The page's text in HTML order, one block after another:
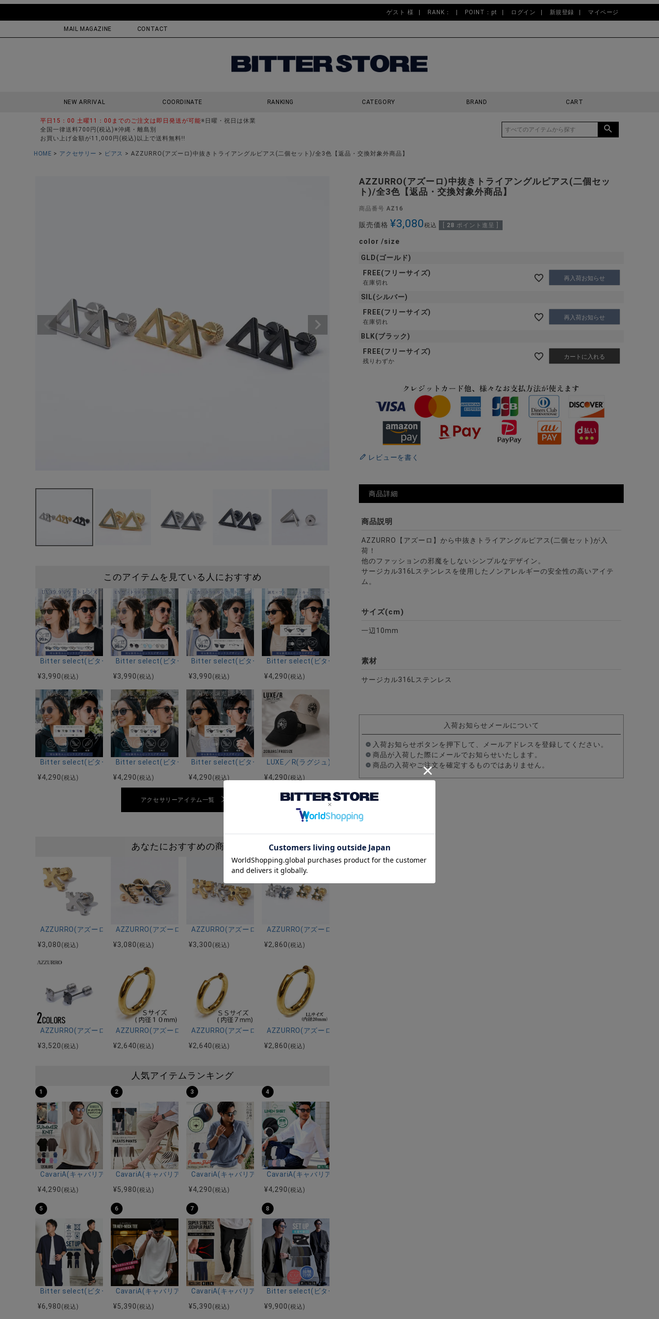
ゲスト 様 RANK： POINT：pt ログイン 新規登録 マイページ
MAIL MAGAZINE CONTACT
NEW ARRIVAL COORDINATE RANKING CATEGORY BRAND CART
平日15：00 土曜11：00までのご注文は即日発送が可能※日曜・祝日は休業
全国一律送料700円(税込)※沖縄・離島別
お買い上げ金額が11,000円(税込)以上で送料無料!!
HOME アクセサリー ピアス AZZURRO(アズーロ)中抜きトライアングルピアス(二個セット)/全3色【返品・交換対象外商品】
このアイテムを見ている人におすすめ
Bitter select(ビターセレクト)ウェリントンサングラス/全6色
¥3,990 (税込)
Bitter select(ビターセレクト)ラウンドサングラス/全3色
¥3,990 (税込)
Bitter select(ビターセレクト)アイブロウサングラス/全2色
¥3,990 (税込)
Bitter select(ビターセレクト)ウェリントンサングラス(調光・ブルーライトカット)/全2色
¥4,290 (税込)
Bitter select(ビターセレクト)メタルボストンサングラス(調光・偏光)/全4色
¥4,290 (税込)
Bitter select(ビターセレクト)ボストンサングラス(調光・偏光)/全3色
¥4,290 (税込)
Bitter select(ビターセレクト)ウェリントンサングラス(調光・偏光)/全3色
¥4,290 (税込)
LUXE／R(ラグジュ)キャップ/全2色
¥4,290 (税込)
アクセサリーアイテム一覧
あなたにおすすめの商品
AZZURRO(アズーロ)クロスピアス(二個セット)/全2色【返品・交換対象外商品】
¥3,080 (税込)
AZZURRO(アズーロ)フラワーピアス(二個セット)/全2色【返品・交換対象外商品】
¥3,080 (税込)
AZZURRO(アズーロ)ストーンクロスピアス(二個セット)/全3色【返品・交換対象外商品】
¥3,300 (税込)
AZZURRO(アズーロ)スリースターピアス(二個セット)/全2色【返品・交換対象外商品】
¥2,860 (税込)
AZZURRO(アズーロ)5.5スクエアピアス/全2色【返品・交換対象外商品】
¥3,520 (税込)
AZZURRO(アズーロ)ステンレスフープ両耳用(内径10mm)/全3色【返品・交換対象外商品】
¥2,640 (税込)
AZZURRO(アズーロ)ステンレスフープ両耳用(内径7mm)/全3色【返品・交換対象外商品】
¥2,640 (税込)
AZZURRO(アズーロ)ステンレスフープ両耳用(内径20mm)/全3色【返品・交換対象外商品】
¥2,860 (税込)
人気アイテムランキング
1
CavariA(キャバリア)12Gミラノリブクルーネックドルマンハーフスリーブニット/全12色
¥4,290 (税込)
2
CavariA(キャバリア)プリーツ加工イージーロングパンツ/全5色
¥5,980 (税込)
3
CavariA(キャバリア)パナマ織り7分袖カプリシャツ/全9色
¥4,290 (税込)
4
CavariA(キャバリア)コットンリネンホリゾンタルカラー7分袖カプリシャツ/全8色
¥4,290 (税込)
5
Bitter select(ビターセレクト)接触冷感スーパーストレッチバンドカラー半袖シャツ＆イージーパンツ/全2色
¥6,980 (税込)
6
CavariA(キャバリア)キーネック半袖Tシャツ/全4色
¥5,390 (税込)
7
CavariA(キャバリア)ストレッチジョッパーパンツ/全4色
¥5,390 (税込)
8
Bitter select(ビターセレクト)接触冷感スーパーストレッチテーラード＆スラックスパンツ セットアップ/全6色
¥9,900 (税込)
AZZURRO(アズーロ)中抜きトライアングルピアス(二個セッ
ト)/全3色【返品・交換対象外商品】
商品番号 AZ16
販売価格 ¥3,080税込 28 ポイント進呈 ]
color size
GLD(ゴールド)
FREE(フリーサイズ)
在庫切れ
再入荷お知らせ
SIL(シルバー)
FREE(フリーサイズ)
在庫切れ
再入荷お知らせ
BLK(ブラック)
FREE(フリーサイズ)
残りわずか
カートに入れる
レビューを書く
商品詳細
商品説明
AZZURRO【アズーロ】から中抜きトライアングルピアス(二個セット)が入
荷！
他のファッションの邪魔をしないシンプルなデザイン。
サージカル316Lステンレスを使用したノンアレルギーの安全性の高いアイテ
ム。
サイズ(cm)
一辺10mm
素材
サージカル316Lステンレス
入荷お知らせメールについて
入荷お知らせボタンを押下して、メールアドレスを登録してください。
商品が入荷した際にメールでお知らせいたします。
商品の入荷やご注文を確定するものではありません。